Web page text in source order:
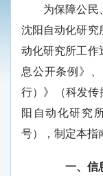
为保障公民
沈阳自动化研究
动化研究所工作
息公开条例》
行）》（科发传
阳自动化研究
号）， 制定本指
一、信